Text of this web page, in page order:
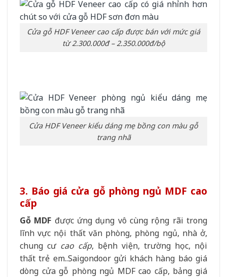
Cửa gỗ HDF Veneer cao cấp được bán với mức giá
từ 2.300.000đ – 2.350.000đ/bộ
Cửa HDF Veneer kiểu dáng mẹ bồng con màu gỗ
trang nhã
3. Báo giá cửa gỗ phòng ngủ MDF cao
cấp
Gỗ MDF được ứng dụng vô cùng rộng rãi trong
lĩnh vực nội thất văn phòng, phòng ngủ, nhà ở,
chung cư cao cấp, bệnh viện, trường học, nội
thất trẻ em..Saigondoor gửi khách hàng báo giá
dòng cửa gỗ phòng ngủ MDF cao cấp, bảng giá